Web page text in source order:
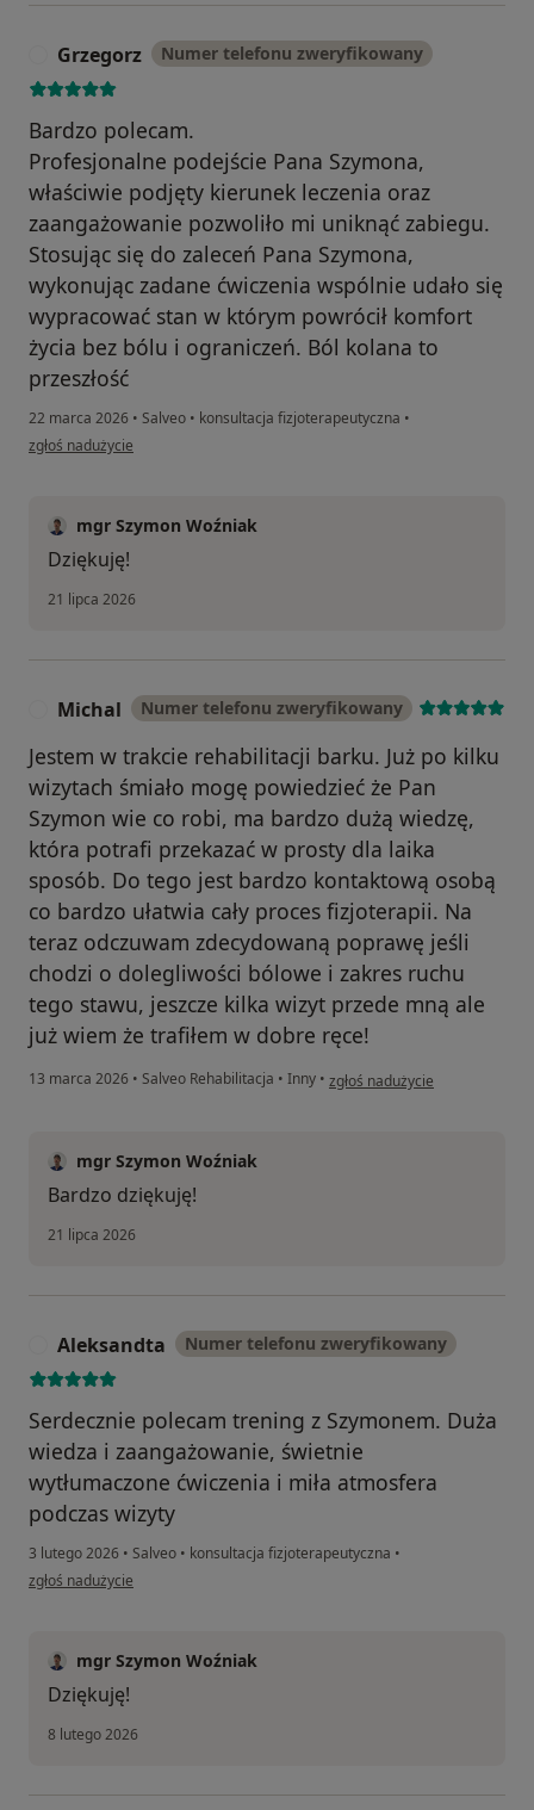
Grzegorz Numer telefonu zweryfikowany
Bardzo polecam.
Profesjonalne podejście Pana Szymona,
właściwie podjęty kierunek leczenia oraz
zaangażowanie pozwoliło mi uniknąć zabiegu.
Stosując się do zaleceń Pana Szymona,
wykonując zadane ćwiczenia wspólnie udało się
wypracować stan w którym powrócił komfort
życia bez bólu i ograniczeń. Ból kolana to
przeszłość
22 marca 2026 • Salveo • konsultacja fizjoterapeutyczna •
w opinii użytkownika Grzegorz
zgłoś nadużycie
mgr Szymon Woźniak
Dziękuję!
21 lipca 2026
Michal Numer telefonu zweryfikowany
Jestem w trakcie rehabilitacji barku. Już po kilku
wizytach śmiało mogę powiedzieć że Pan
Szymon wie co robi, ma bardzo dużą wiedzę,
która potrafi przekazać w prosty dla laika
sposób. Do tego jest bardzo kontaktową osobą
co bardzo ułatwia cały proces fizjoterapii. Na
teraz odczuwam zdecydowaną poprawę jeśli
chodzi o dolegliwości bólowe i zakres ruchu
tego stawu, jeszcze kilka wizyt przede mną ale
już wiem że trafiłem w dobre ręce!
13 marca 2026 • Salveo Rehabilitacja • Inny • w opinii użytkownika Michal
zgłoś nadużycie
mgr Szymon Woźniak
Bardzo dziękuję!
21 lipca 2026
Aleksandta Numer telefonu zweryfikowany
Serdecznie polecam trening z Szymonem. Duża
wiedza i zaangażowanie, świetnie
wytłumaczone ćwiczenia i miła atmosfera
podczas wizyty
3 lutego 2026 • Salveo • konsultacja fizjoterapeutyczna •
w opinii użytkownika Aleksandta
zgłoś nadużycie
mgr Szymon Woźniak
Dziękuję!
8 lutego 2026